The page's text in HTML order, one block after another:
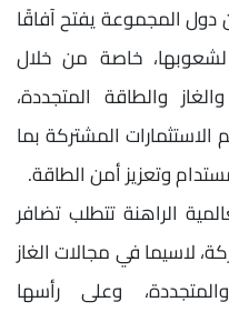
دول المجموعة يفتح آفاقًا
خاصة من خلال
والطاقة المتجددة،
الاستثمارات المشتركة بما
وتعزيز أمن الطاقة.
الراهنة تتطلب تضافر
لاسيما في مجالات الغاز
وعلى رأسها